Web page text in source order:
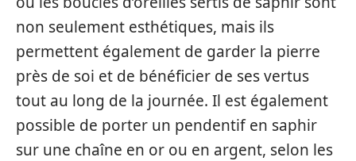
non seulement esthétiques, mais ils
permettent également de garder la pierre
près de soi et de bénéficier de ses vertus
tout au long de la journée. Il est également
possible de porter un pendentif en saphir
sur une chaîne en or ou en argent, selon les